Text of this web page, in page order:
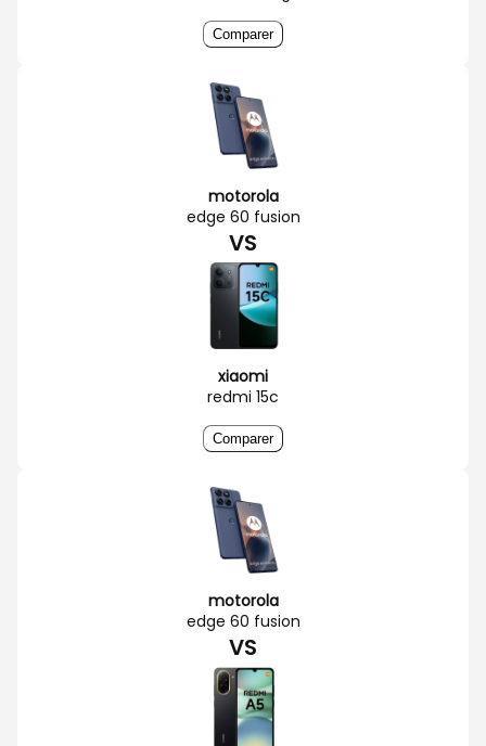
Comparer
motorola
edge 60 fusion
VS
xiaomi
redmi 15c
Comparer
motorola
edge 60 fusion
VS